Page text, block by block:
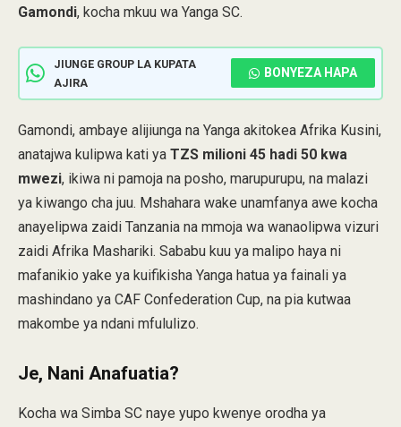
Gamondi, kocha mkuu wa Yanga SC.
JIUNGE GROUP LA KUPATA
AJIRA
BONYEZA HAPA
Gamondi, ambaye alijiunga na Yanga akitokea Afrika Kusini,
anatajwa kulipwa kati ya TZS milioni 45 hadi 50 kwa
mwezi, ikiwa ni pamoja na posho, marupurupu, na malazi
ya kiwango cha juu. Mshahara wake unamfanya awe kocha
anayelipwa zaidi Tanzania na mmoja wa wanaolipwa vizuri
zaidi Afrika Mashariki. Sababu kuu ya malipo haya ni
mafanikio yake ya kuifikisha Yanga hatua ya fainali ya
mashindano ya CAF Confederation Cup, na pia kutwaa
makombe ya ndani mfululizo.
Je, Nani Anafuatia?
Kocha wa Simba SC naye yupo kwenye orodha ya